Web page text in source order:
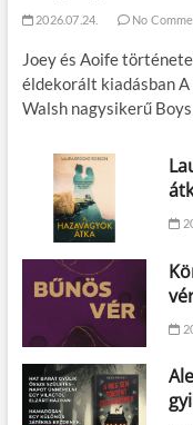
2026.07.24. No
Joey és Aoife
éldekorált kiadásban
Walsh nagysikerű